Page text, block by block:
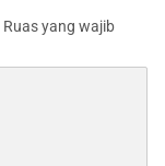
Ruas yang wajib